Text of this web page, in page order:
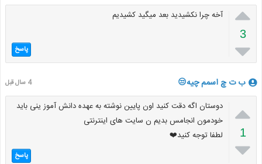

3

آخه چرا نکشیدید بعد میگید کشیدیم
پاسخ
ب ت چ اسمم چیه😒 4 سال قبل

1

دوستان اگه دقت کنید اون پایین نوشته به عهده دانش آموز ینی باید
خودمون انجامس بدیم ن سایت های اینترنتی
لطفا توجه کنید❤️
پاسخ